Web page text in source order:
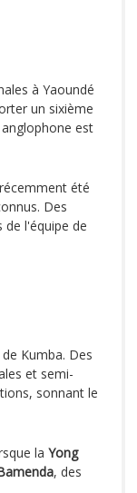
à Yaoundé
un sixième
est
été
Des
l'équipe de
Kumba. Des
et semi-
sonnant le
la Yong
, des